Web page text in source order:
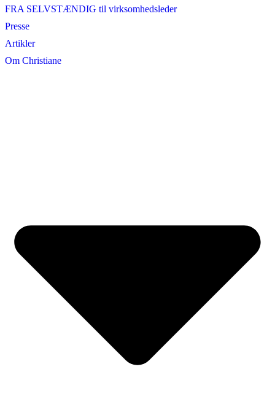
FRA SELVSTÆNDIG til virksomhedsleder
Presse
Artikler
Om Christiane